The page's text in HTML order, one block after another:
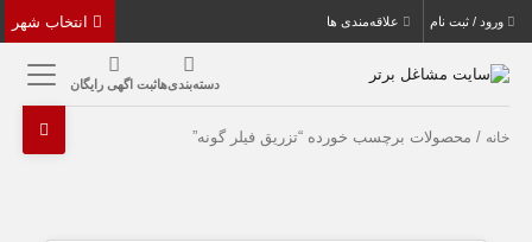
ورود / ثبت نام علاقه‌مندی ها
دسته‌بندی‌هاثبت اگهی رایگان
خانه / محصولات برچسب خورده “تزریق فیلر گونه”